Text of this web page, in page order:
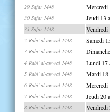
29 Safar 1448 Mercredi
30 Safar 1448 Jeudi 13
31 Safar 1448 Vendredi
2 Rabi' al-awwal 1448 Samedi
3 Rabi' al-awwal 1448
4 Rabi' al-awwal 1448 Lundi 17
5 Rabi' al-awwal 1448 Mardi 18
6 Rabi' al-awwal 1448 Mercredi
7 Rabi' al-awwal 1448 Jeudi 20
8 Rabi' al-awwal 1448 Vendredi